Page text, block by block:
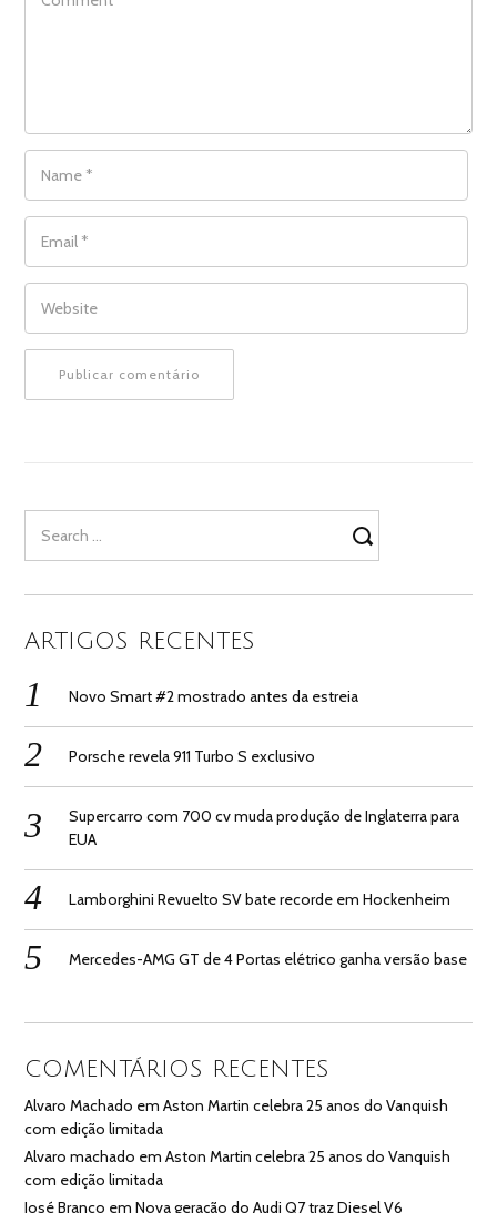
NAME
EMAIL
WEBSITE
for:
ARTIGOS RECENTES
Novo Smart #2 mostrado antes da estreia
Porsche revela 911 Turbo S exclusivo
Supercarro com 700 cv muda produção de Inglaterra para
EUA
Lamborghini Revuelto SV bate recorde em Hockenheim
Mercedes-AMG GT de 4 Portas elétrico ganha versão base
COMENTÁRIOS RECENTES
Alvaro Machado emAston Martin celebra 25 anos do Vanquish
com edição limitada
Alvaro machado emAston Martin celebra 25 anos do Vanquish
com edição limitada
José Branco emNova geração do Audi Q7 traz Diesel V6